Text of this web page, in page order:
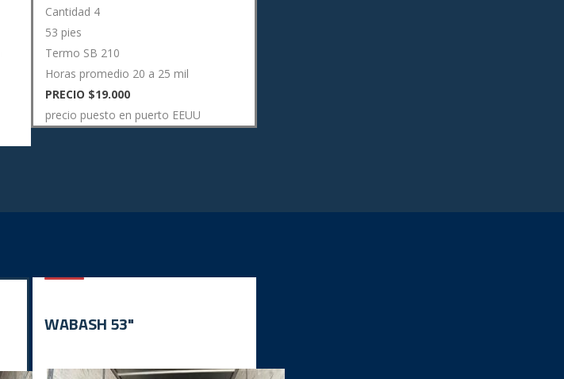
Cantidad 4
53 pies
Termo SB 210
Horas promedio 20 a 25 mil
PRECIO $19.000
precio puesto en puerto EEUU
WABASH 53"